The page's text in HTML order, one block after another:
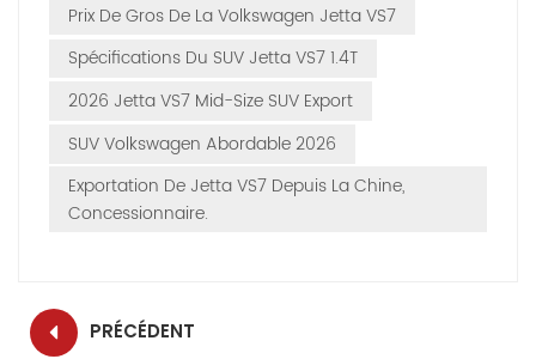
Prix ​​de Gros De La Volkswagen Jetta VS7
Spécifications Du SUV Jetta VS7 1.4T
2026 Jetta VS7 Mid-Size SUV Export
SUV Volkswagen Abordable 2026
Exportation De Jetta VS7 Depuis La Chine,
Concessionnaire.
PRÉCÉDENT